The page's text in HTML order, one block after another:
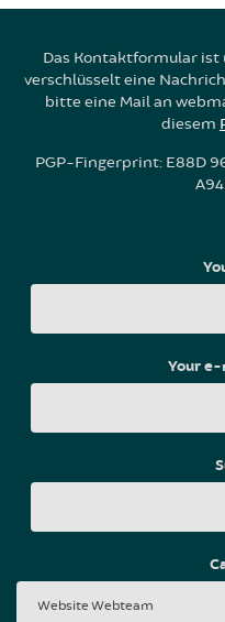
Das Kontaktformular ist
verschlüsselt eine
bitte eine Mail an
diesem
PGP-Fingerprint: E88D
Your